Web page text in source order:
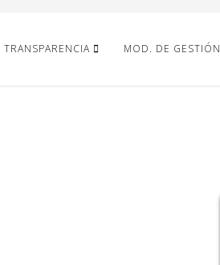
TRANSPARENCIA MOD. DE GESTIÓN